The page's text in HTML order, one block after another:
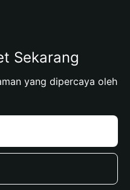
Sekarang
yang dipercaya oleh